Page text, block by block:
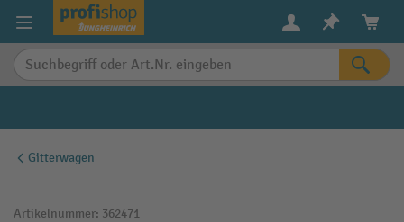
springen
Gitterwagen
Artikelnummer: 362471